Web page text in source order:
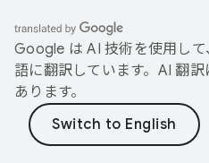
Google は AI 技術を使用し
語に翻訳しています。AI 翻
あります。